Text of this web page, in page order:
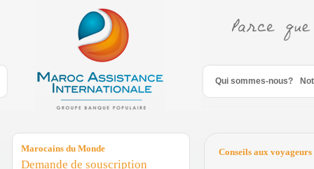
Qui sommes-nous?
Marocains du Monde
Demande de souscription
Conseils aux voyageurs